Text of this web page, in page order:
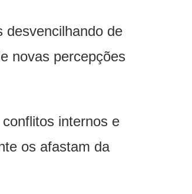
desvencilhando de
novas percepções
internos e
os afastam da